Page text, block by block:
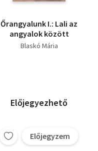
Őrangyalunk I.: Lali az
angyalok között
Blaskó Mária
Előjegyezhető
Előjegyzem